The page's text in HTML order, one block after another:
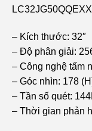
– Kích thước: 32″
– Độ phân giải:
– Công nghệ tấm
– Góc nhìn: 178
– Tần số quét:
– Thời gian phản